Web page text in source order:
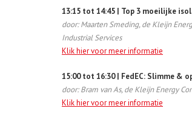
13:15 tot 14:45 | Top 3 moeilijke
door: Maarten Smeding, de Kleijn
Industrial Services
Klik hier voor meer informatie
15:00 tot 16:30 | FedEC: Slimme &
door: Bram van As, de Kleijn Energy
Klik hier voor meer informatie